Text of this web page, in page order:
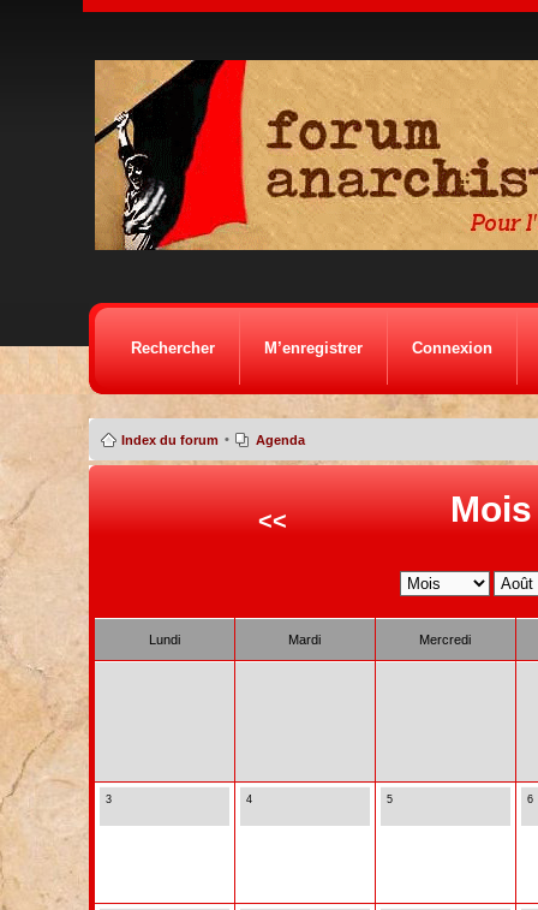
Rechercher M’enregistrer Connexion
Index du forum • Agenda
<<
Lundi Mardi Mercredi
3 4 5 6